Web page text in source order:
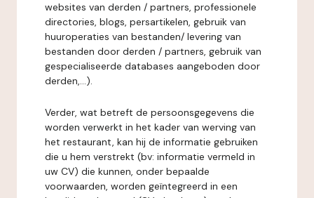
websites van derden / partners, professionele
directories, blogs, persartikelen, gebruik van
huuroperaties van bestanden/ levering van
bestanden door derden / partners, gebruik van
gespecialiseerde databases aangeboden door
derden,...).
Verder, wat betreft de persoonsgegevens die
worden verwerkt in het kader van werving van
het restaurant, kan hij de informatie gebruiken
die u hem verstrekt (bv: informatie vermeld in
uw CV) die kunnen, onder bepaalde
voorwaarden, worden geïntegreerd in een